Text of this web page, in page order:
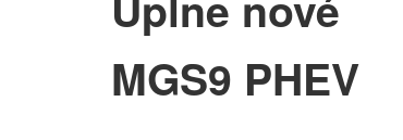
MGS9 PHEV